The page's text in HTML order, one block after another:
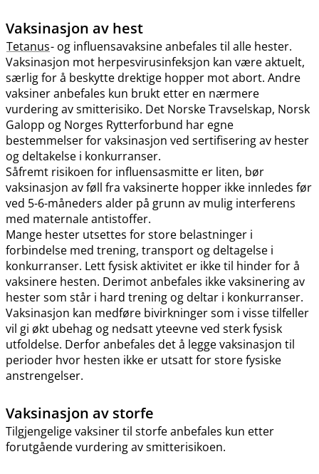
Vaksinasjon av hest
Tetanus- og influensavaksine anbefales til alle hester.
Vaksinasjon mot herpesvirusinfeksjon kan være aktuelt,
særlig for å beskytte drektige hopper mot abort. Andre
vaksiner anbefales kun brukt etter en nærmere
vurdering av smitterisiko. Det Norske Travselskap, Norsk
Galopp og Norges Rytterforbund har egne
bestemmelser for vaksinasjon ved sertifisering av hester
og deltakelse i konkurranser.
Såfremt risikoen for influensasmitte er liten, bør
vaksinasjon av føll fra vaksinerte hopper ikke innledes før
ved 5-6-måneders alder på grunn av mulig interferens
med maternale antistoffer.
Mange hester utsettes for store belastninger i
forbindelse med trening, transport og deltagelse i
konkurranser. Lett fysisk aktivitet er ikke til hinder for å
vaksinere hesten. Derimot anbefales ikke vaksinering av
hester som står i hard trening og deltar i konkurranser.
Vaksinasjon kan medføre bivirkninger som i visse tilfeller
vil gi økt ubehag og nedsatt yteevne ved sterk fysisk
utfoldelse. Derfor anbefales det å legge vaksinasjon til
perioder hvor hesten ikke er utsatt for store fysiske
anstrengelser.
Vaksinasjon av storfe
Tilgjengelige vaksiner til storfe anbefales kun etter
forutgående vurdering av smitterisikoen.